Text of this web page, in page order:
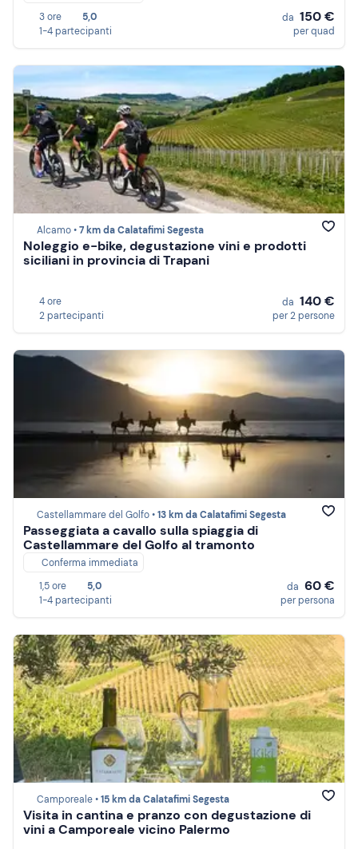
3 ore
5,0
1-4 partecipanti
da 150 €
per quad
Alcamo •7 km da Calatafimi Segesta
Noleggio e-bike, degustazione vini e prodotti
siciliani in provincia di Trapani
4 ore
2 partecipanti
da 140 €
per 2 persone
Castellammare del Golfo •13 km da Calatafimi Segesta
Passeggiata a cavallo sulla spiaggia di
Castellammare del Golfo al tramonto
Conferma immediata
1,5 ore
5,0
1-4 partecipanti
da 60 €
per persona
Camporeale •15 km da Calatafimi Segesta
Visita in cantina e pranzo con degustazione di
vini a Camporeale vicino Palermo